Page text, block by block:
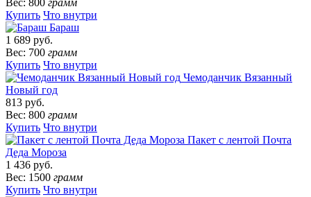
Вес: 800 грамм
Купить Что внутри
Бараш
1 689 руб.
Вес: 700 грамм
Купить Что внутри
Чемоданчик Вязанный
Новый год
813 руб.
Вес: 800 грамм
Купить Что внутри
Пакет с лентой Почта
Деда Мороза
1 436 руб.
Вес: 1500 грамм
Купить Что внутри